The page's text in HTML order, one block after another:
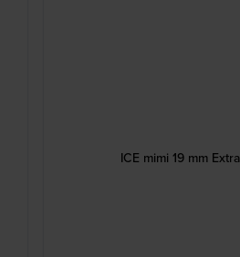
ICE mimi 19